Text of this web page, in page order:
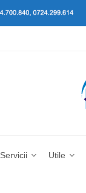
Servicii Utile